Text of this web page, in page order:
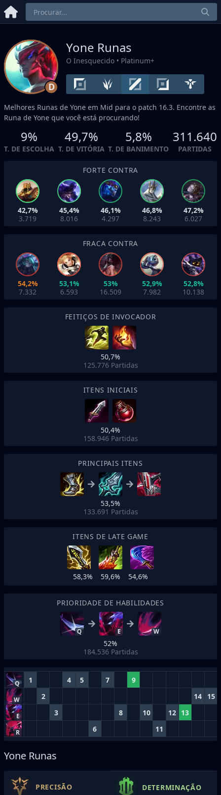
D
Yone Runas
O Inesquecido • Platinum+
Melhores Runas de Yone em Mid para o patch 16.3. Encontre as
Runa de Yone que você está procurando!
9%
T. DE ESCOLHA
49,7%
T. DE VITÓRIA
5,8%
T. DE BANIMENTO
311.640
PARTIDAS
FORTE CONTRA
42,7%
3.719
45,4%
8.016
46,1%
4.297
46,8%
8.243
47,2%
6.027
FRACA CONTRA
54,2%
7.332
53,1%
6.593
53%
16.509
52,9%
7.982
52,8%
10.138
FEITIÇOS DE INVOCADOR
50,7%
125.776 Partidas
ITENS INICIAIS
50,4%
158.946 Partidas
PRINCIPAIS ITENS
53,5%
133.691 Partidas
ITENS DE LATE GAME
58,3% 59,6% 54,6%
PRIORIDADE DE HABILIDADES
Q E W
52%
184.536 Partidas
Q 1 4 5 7 9
W 2 14 15
E 3 8 10 12 13
R 6 11
Yone Runas
PRECISÃO DETERMINAÇÃO